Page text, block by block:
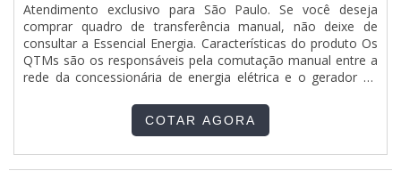
Atendimento exclusivo para São Paulo. Se você deseja
comprar quadro de transferência manual, não deixe de
consultar a Essencial Energia. Características do produto Os
QTMs são os responsáveis pela comutação manual entre a
rede da concessionária de energia elétrica e o gerador de
podemos dizer que o QTM alterna o fornecimento de
energia de X ou Y, que podem ser dois geradores de ....
COTAR AGORA